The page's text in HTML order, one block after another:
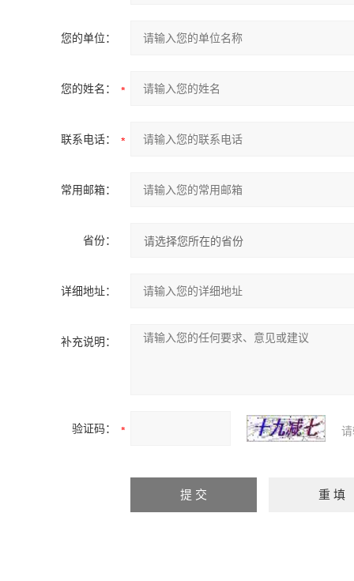
您的单位：
您的姓名：
联系电话：
常用邮箱：
省份：
详细地址：
补充说明：
验证码：